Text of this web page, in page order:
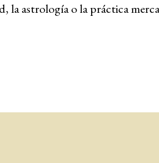
la astrología o la práctica